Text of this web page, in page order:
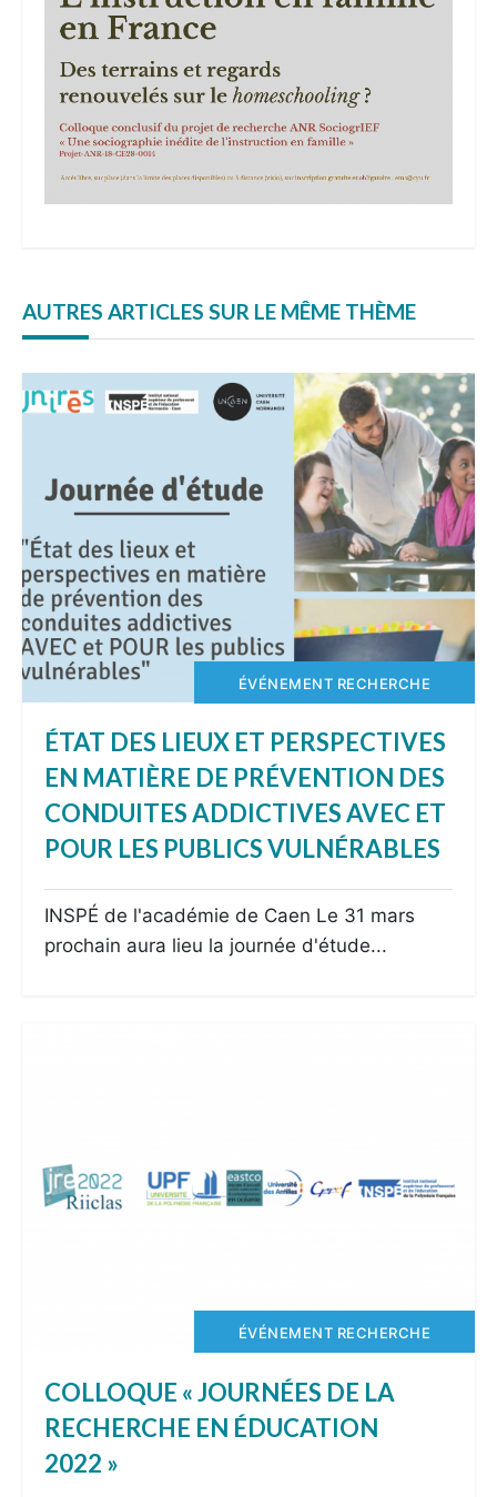
AUTRES ARTICLES SUR LE MÊME THÈME
ÉVÉNEMENT RECHERCHE
ÉTAT DES LIEUX ET PERSPECTIVES
EN MATIÈRE DE PRÉVENTION DES
CONDUITES ADDICTIVES AVEC ET
POUR LES PUBLICS VULNÉRABLES
INSPÉ de l'académie de Caen Le 31 mars
prochain aura lieu la journée d'étude...
ÉVÉNEMENT RECHERCHE
COLLOQUE « JOURNÉES DE LA
RECHERCHE EN ÉDUCATION
2022 »